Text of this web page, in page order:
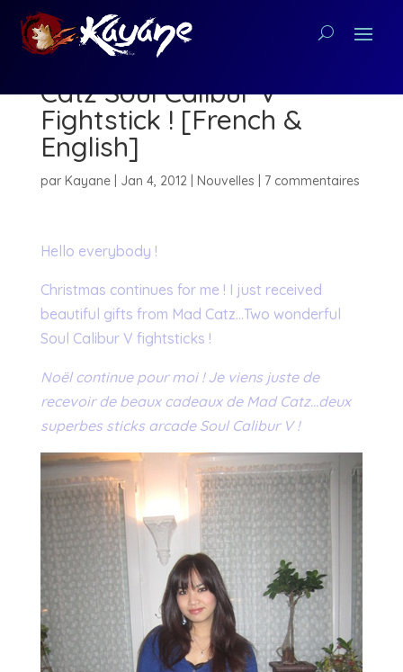
Kayane with the Mad
Catz Soul Calibur V
Fightstick ! [French &
English]
par Kayane| Jan 4, 2012| Nouvelles 7 commentaires
Hello everybody !
Christmas continues for me ! I just received
beautiful gifts from Mad Catz…Two wonderful
Soul Calibur V fightsticks !
Noël continue pour moi ! Je viens juste de
recevoir de beaux cadeaux de Mad Catz…deux
superbes sticks arcade Soul Calibur V !